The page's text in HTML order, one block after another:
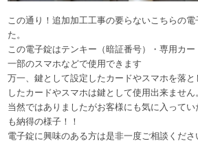
この通り！追加加工工事の要らないこちらの
た。
この電子錠はテンキー（暗証番号）・専用カー
一部のスマホなどで使用できます
万一、鍵として設定したカードやスマホを落
したカードやスマホは鍵として使用出来ません。
当然ではありましたがお客様にも気に入って
も納得の様子！！
電子錠に興味のある方は是非一度ご相談くださ